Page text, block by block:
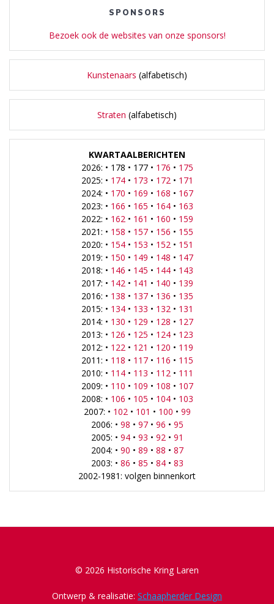
SPONSORS
Bezoek ook de websites van onze sponsors!
Kunstenaars (alfabetisch)
Straten (alfabetisch)
KWARTAALBERICHTEN
2026: • 178 • 177 • 176 • 175
2025: • 174• 173 • 172 • 171
2024: • 170 • 169 • 168 • 167
2023: • 166 • 165 • 164• 163
2022: • 162 • 161 • 160 • 159
2021: • 158 • 157• 156 • 155
2020: • 154• 153 • 152 • 151
2019: • 150 • 149 • 148 • 147
2018: • 146 • 145 • 144• 143
2017: • 142 • 141 • 140 • 139
2016: • 138 • 137• 136 • 135
2015: • 134• 133 • 132 • 131
2014: • 130 • 129 • 128 • 127
2013: • 126 • 125 • 124• 123
2012: • 122 • 121 • 120 • 119
2011: • 118 • 117• 116 • 115
2010: • 114• 113 • 112 • 111
2009: • 110 • 109 • 108 • 107
2008: • 106 • 105 • 104• 103
2007: • 102 • 101 • 100 • 99
2006: • 98 • 97• 96 • 95
2005: • 94• 93 • 92 • 91
2004: • 90 • 89 • 88 • 87
2003: • 86 • 85 • 84• 83
2002-1981: volgen binnenkort
© 2026 Historische Kring Laren
Ontwerp & realisatie: Schaapherder Design